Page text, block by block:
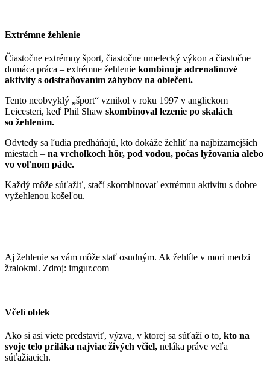
Extrémne žehlenie
Čiastočne extrémny šport, čiastočne umelecký výkon a čiastočne
domáca práca – extrémne žehlenie kombinuje adrenalínové
aktivity s odstraňovaním záhybov na oblečení.
Tento neobvyklý „šport“ vznikol v roku 1997 v anglickom
Leicesteri, keď Phil Shaw skombinoval lezenie po skalách
so žehlením.
Odvtedy sa ľudia predháňajú, kto dokáže žehliť na najbizarnejších
miestach – na vrcholkoch hôr, pod vodou, počas lyžovania alebo
vo voľnom páde.
Každý môže súťažiť, stačí skombinovať extrémnu aktivitu s dobre
vyžehlenou košeľou.
Aj žehlenie sa vám môže stať osudným. Ak žehlíte v mori medzi
žralokmi. Zdroj: imgur.com
Včelí oblek
Ako si asi viete predstaviť, výzva, v ktorej sa súťaží o to, kto na
svoje telo priláka najviac živých včiel, neláka práve veľa
súťažiacich.